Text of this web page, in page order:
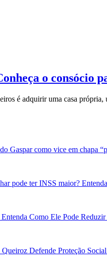
o consócio
é adquirir uma casa
Gaspar como vice em chapa
pode ter INSS maior?
Como Ele Pode
Defende Proteção